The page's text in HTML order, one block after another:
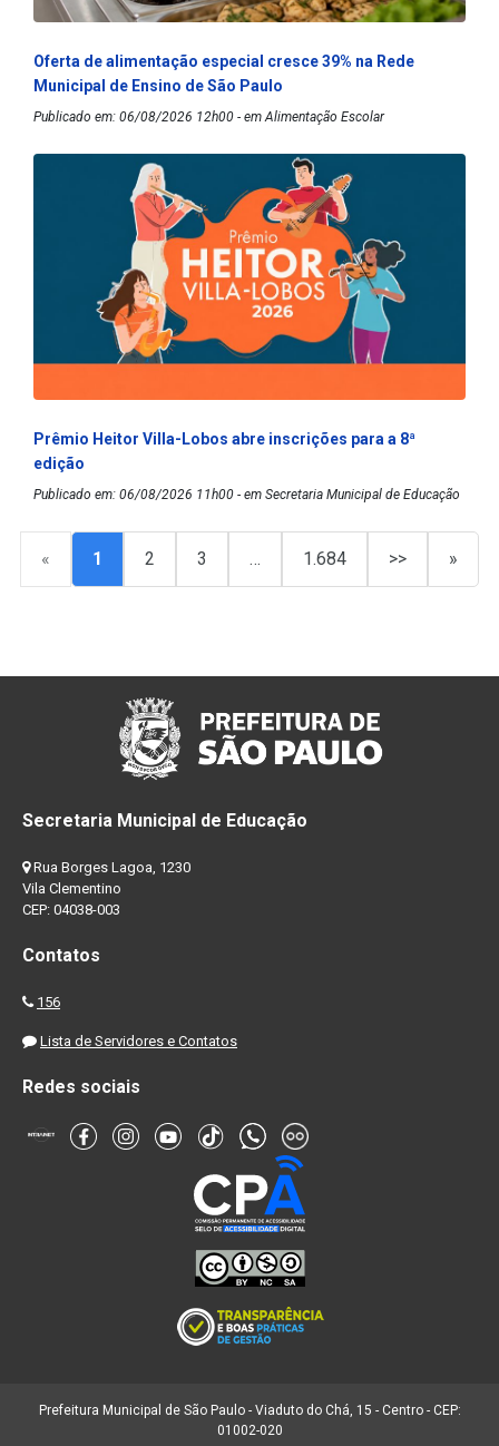
Oferta de alimentação especial cresce 39% na Rede
Municipal de Ensino de São Paulo
Publicado em: 06/08/2026 12h00 - em Alimentação Escolar
Prêmio Heitor Villa-Lobos abre inscrições para a 8ª
edição
Publicado em: 06/08/2026 11h00 - em Secretaria Municipal de Educação
« 1 2 3 … 1.684 >> »
Secretaria Municipal de Educação
Rua Borges Lagoa, 1230
Vila Clementino
CEP: 04038-003
Contatos
156
Lista de Servidores e Contatos
Redes sociais
Prefeitura Municipal de São Paulo - Viaduto do Chá, 15 - Centro - CEP:
01002-020